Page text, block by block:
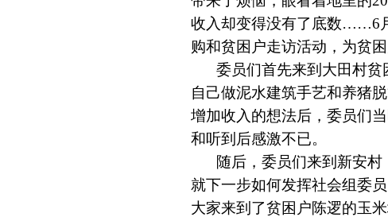
收入却变得没有了底数……6
购和贫困户走访活动，为贫
委员们首先来到大田村
自己做泥水建筑手艺和养猪
增加收入的想法后，委员们
和听到后感激不已。
随后，委员们来到新安
就下一步如何发挥社会组委
大家来到了贫困户陈逻的玉